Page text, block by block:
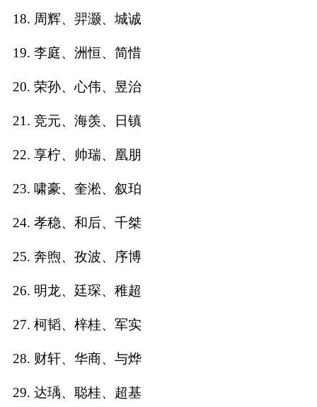
取
打
起
起
18. 周辉、羿灏、城诚
19. 李庭、洲恒、简惜
20. 荣孙、心伟、昱治
21. 竞元、海羡、日镇
22. 享柠、帅瑞、凰朋
23. 啸豪、奎淞、叙珀
24. 孝稳、和后、千桀
25. 奔煦、孜波、序博
26. 明龙、廷琛、稚超
27. 柯韬、梓桂、军实
28. 财轩、华商、与烨
29. 达瑀、聪桂、超基